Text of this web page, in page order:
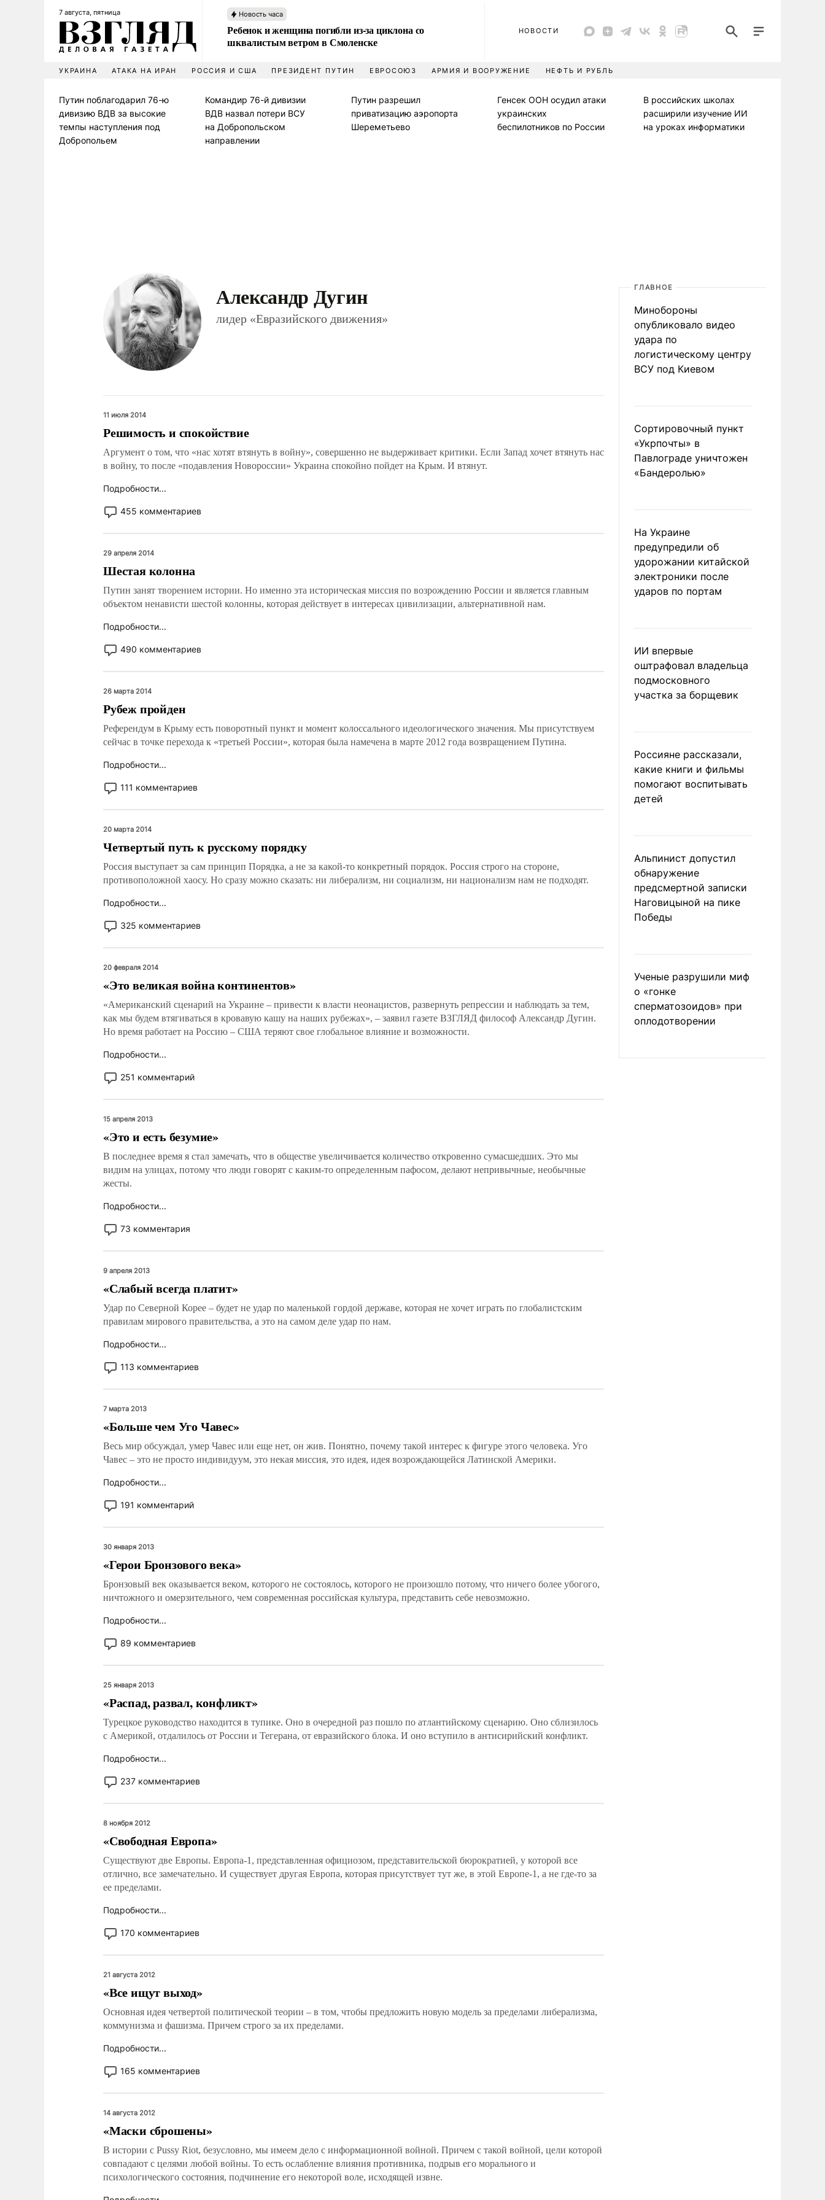
7 августа, пятница Новость часа
Ребенок и женщина погибли из-за циклона со
шквалистым ветром в Смоленске
НОВОСТИ
УКРАИНА АТАКА НА ИРАН РОССИЯ И США ПРЕЗИДЕНТ ПУТИН ЕВРОСОЮЗ АРМИЯ И ВООРУЖЕНИЕ НЕФТЬ И РУБЛЬ
Путин поблагодарил 76-ю
дивизию ВДВ за высокие
темпы наступления под
Добропольем
Командир 76-й дивизии
ВДВ назвал потери ВСУ
на Добропольском
направлении
Путин разрешил
приватизацию аэропорта
Шереметьево
Генсек ООН осудил атаки
украинских
беспилотников по России
В российских школах
расширили изучение ИИ
на уроках информатики
Александр Дугин
лидер «Евразийского движения»
11 июля 2014
Решимость и спокойствие
Аргумент о том, что «нас хотят втянуть в войну», совершенно не выдерживает критики. Если Запад хочет втянуть нас
в войну, то после «подавления Новороссии» Украина спокойно пойдет на Крым. И втянут.
Подробности...
455 комментариев
29 апреля 2014
Шестая колонна
Путин занят творением истории. Но именно эта историческая миссия по возрождению России и является главным
объектом ненависти шестой колонны, которая действует в интересах цивилизации, альтернативной нам.
Подробности...
490 комментариев
26 марта 2014
Рубеж пройден
Референдум в Крыму есть поворотный пункт и момент колоссального идеологического значения. Мы присутствуем
сейчас в точке перехода к «третьей России», которая была намечена в марте 2012 года возвращением Путина.
Подробности...
111 комментариев
20 марта 2014
Четвертый путь к русскому порядку
Россия выступает за сам принцип Порядка, а не за какой-то конкретный порядок. Россия строго на стороне,
противоположной хаосу. Но сразу можно сказать: ни либерализм, ни социализм, ни национализм нам не подходят.
Подробности...
325 комментариев
20 февраля 2014
«Это великая война континентов»
«Американский сценарий на Украине – привести к власти неонацистов, развернуть репрессии и наблюдать за тем,
как мы будем втягиваться в кровавую кашу на наших рубежах», – заявил газете ВЗГЛЯД философ Александр Дугин.
Но время работает на Россию – США теряют свое глобальное влияние и возможности.
Подробности...
251 комментарий
15 апреля 2013
«Это и есть безумие»
В последнее время я стал замечать, что в обществе увеличивается количество откровенно сумасшедших. Это мы
видим на улицах, потому что люди говорят с каким-то определенным пафосом, делают непривычные, необычные
жесты.
Подробности...
73 комментария
9 апреля 2013
«Слабый всегда платит»
Удар по Северной Корее – будет не удар по маленькой гордой державе, которая не хочет играть по глобалистским
правилам мирового правительства, а это на самом деле удар по нам.
Подробности...
113 комментариев
7 марта 2013
«Больше чем Уго Чавес»
Весь мир обсуждал, умер Чавес или еще нет, он жив. Понятно, почему такой интерес к фигуре этого человека. Уго
Чавес – это не просто индивидуум, это некая миссия, это идея, идея возрождающейся Латинской Америки.
Подробности...
191 комментарий
30 января 2013
«Герои Бронзового века»
Бронзовый век оказывается веком, которого не состоялось, которого не произошло потому, что ничего более убогого,
ничтожного и омерзительного, чем современная российская культура, представить себе невозможно.
Подробности...
89 комментариев
25 января 2013
«Распад, развал, конфликт»
Турецкое руководство находится в тупике. Оно в очередной раз пошло по атлантийскому сценарию. Оно сблизилось
с Америкой, отдалилось от России и Тегерана, от евразийского блока. И оно вступило в антисирийский конфликт.
Подробности...
237 комментариев
8 ноября 2012
«Свободная Европа»
Существуют две Европы. Европа-1, представленная официозом, представительской бюрократией, у которой все
отлично, все замечательно. И существует другая Европа, которая присутствует тут же, в этой Европе-1, а не где-то за
ее пределами.
Подробности...
170 комментариев
21 августа 2012
«Все ищут выход»
Основная идея четвертой политической теории – в том, чтобы предложить новую модель за пределами либерализма,
коммунизма и фашизма. Причем строго за их пределами.
Подробности...
165 комментариев
14 августа 2012
«Маски сброшены»
В истории с Pussy Riot, безусловно, мы имеем дело с информационной войной. Причем с такой войной, цели которой
совпадают с целями любой войны. То есть ослабление влияния противника, подрыв его морального и
психологического состояния, подчинение его некоторой воле, исходящей извне.
ГЛАВНОЕ
Минобороны
опубликовало видео
удара по
логистическому центру
ВСУ под Киевом
Сортировочный пункт
«Укрпочты» в
Павлограде уничтожен
«Бандеролью»
На Украине
предупредили об
удорожании китайской
электроники после
ударов по портам
ИИ впервые
оштрафовал владельца
подмосковного
участка за борщевик
Россияне рассказали,
какие книги и фильмы
помогают воспитывать
детей
Альпинист допустил
обнаружение
предсмертной записки
Наговицыной на пике
Победы
Ученые разрушили миф
о «гонке
сперматозоидов» при
оплодотворении